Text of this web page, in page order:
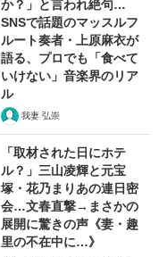
か？」と言われ絶句…
SNSで話題のマッスルフ
ルート奏者・上原麻衣が
語る、プロでも「食べて
いけない」音楽界のリア
ル
我妻 弘崇
「取材された日にホテ
ル？」三山凌輝と元宝
塚・花乃まりあの連日密
会…文春直撃→まさかの
展開に驚きの声《妻・趣
里の不在中に…》